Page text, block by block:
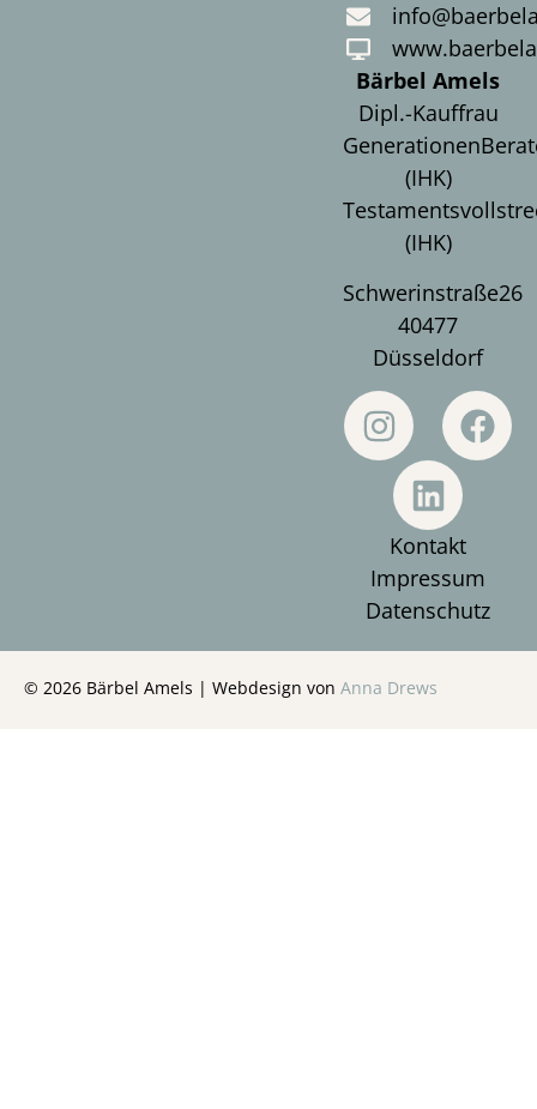
Bärbel Amels
Dipl.-Kauffrau
(IHK)
(IHK)
Schwerinstraße26
40477
Düsseldorf
Kontakt
Impressum
Datenschutz
© 2026 Bärbel Amels | Webdesign von Anna Drews